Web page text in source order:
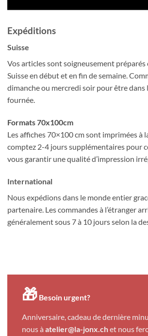
Expéditions
Suisse
Vos articles sont soigneusement préparés
Suisse en début et en fin de semaine.
dimanche ou mercredi soir pour être dans
fournée.
Formats 70x100cm
Les affiches 70×100 cm sont imprimées à
comptez 2-4 jours supplémentaires pour
vous garantir une qualité d’impression
International
Nous expédions dans le monde entier
partenaire. Les commandes à l’étranger
généralement sous 7 à 10 jours selon la
🎁 Besoin urgent?
Anniversaire, cadeau de dernière
nous à atelier@la-jonx.chet nous